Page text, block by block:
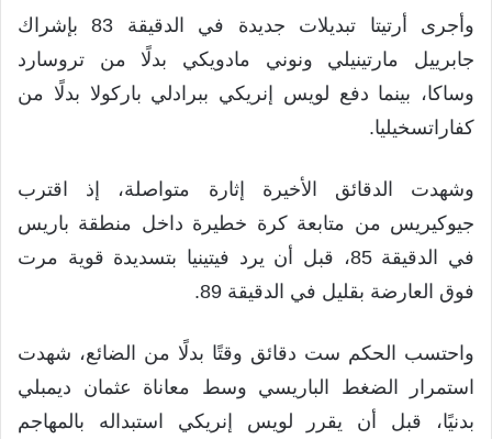
وأجرى أرتيتا تبديلات جديدة في الدقيقة 83 بإشراك
جابرييل مارتينيلي ونوني مادويكي بدلًا من تروسارد
وساكا، بينما دفع لويس إنريكي ببرادلي باركولا بدلًا من
كفاراتسخيليا.
وشهدت الدقائق الأخيرة إثارة متواصلة، إذ اقترب
جيوكيريس من متابعة كرة خطيرة داخل منطقة باريس
في الدقيقة 85، قبل أن يرد فيتينيا بتسديدة قوية مرت
فوق العارضة بقليل في الدقيقة 89.
واحتسب الحكم ست دقائق وقتًا بدلًا من الضائع، شهدت
استمرار الضغط الباريسي وسط معاناة عثمان ديمبلي
بدنيًا، قبل أن يقرر لويس إنريكي استبداله بالمهاجم